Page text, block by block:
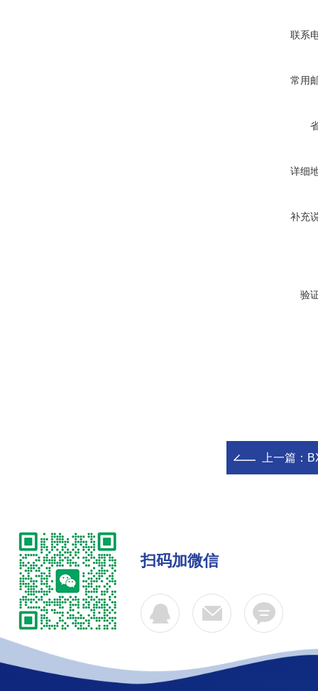
联系
常用
详细
补充
验
上一篇：
扫码加微信